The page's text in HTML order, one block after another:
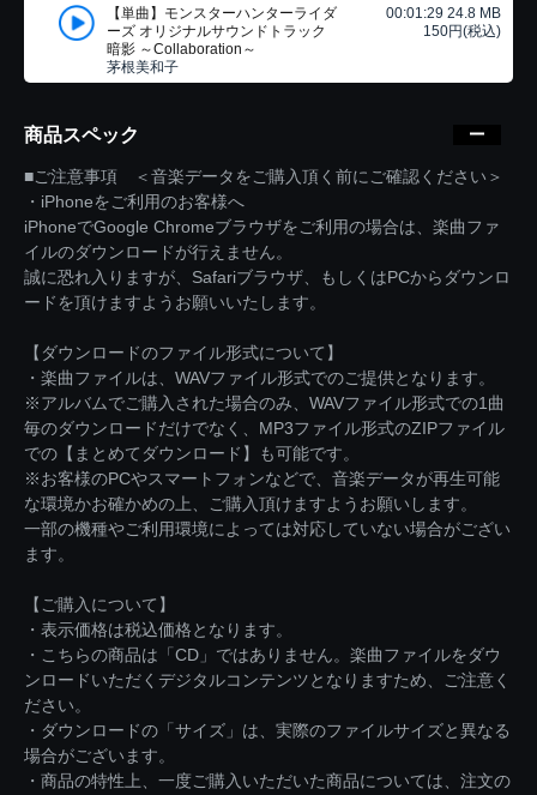
【単曲】モンスターハンターライダ
ーズ オリジナルサウンドトラック
暗影 ～Collaboration～
茅根美和子
00:01:29 24.8 MB
150円(税込)
商品スペック
■ご注意事項 ＜音楽データをご購入頂く前にご確認ください＞
・iPhoneをご利用のお客様へ
iPhoneでGoogle Chromeブラウザをご利用の場合は、楽曲ファ
イルのダウンロードが行えません。
誠に恐れ入りますが、Safariブラウザ、もしくはPCからダウンロ
ードを頂けますようお願いいたします。
【ダウンロードのファイル形式について】
・楽曲ファイルは、WAVファイル形式でのご提供となります。
※アルバムでご購入された場合のみ、WAVファイル形式での1曲
毎のダウンロードだけでなく、MP3ファイル形式のZIPファイル
での【まとめてダウンロード】も可能です。
※お客様のPCやスマートフォンなどで、音楽データが再生可能
な環境かお確かめの上、ご購入頂けますようお願いします。
一部の機種やご利用環境によっては対応していない場合がござい
ます。
【ご購入について】
・表示価格は税込価格となります。
・こちらの商品は「CD」ではありません。楽曲ファイルをダウ
ンロードいただくデジタルコンテンツとなりますため、ご注意く
ださい。
・ダウンロードの「サイズ」は、実際のファイルサイズと異なる
場合がございます。
・商品の特性上、一度ご購入いただいた商品については、注文の